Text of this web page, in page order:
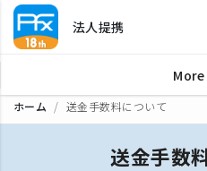
法人提携
More
ホーム 送金手数料について
送金手数